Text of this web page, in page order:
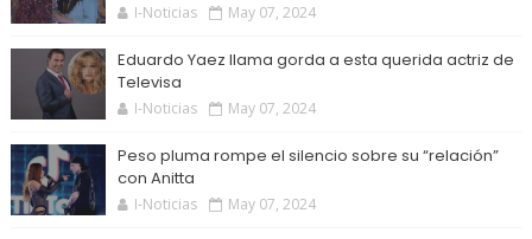
I-Noticias May 07, 2024
Eduardo Yaez llama gorda a esta querida actriz de
Televisa
I-Noticias May 07, 2024
Peso pluma rompe el silencio sobre su “relación”
con Anitta
I-Noticias May 07, 2024